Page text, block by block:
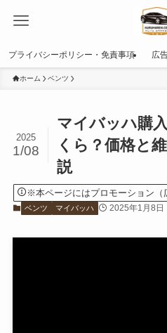
プライバシーポリシー・免責事項 広
ホーム ベンツ
マイバッハ購
くら？価格と
説
2025
1/08
※本ページにはプロモーション（
ベンツ マイバッハ 2025年1月8日